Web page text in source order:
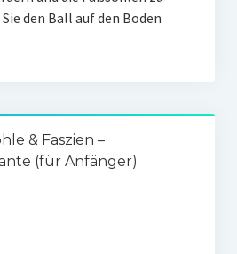
den Ball auf den Boden
& Faszien –
(für Anfänger)